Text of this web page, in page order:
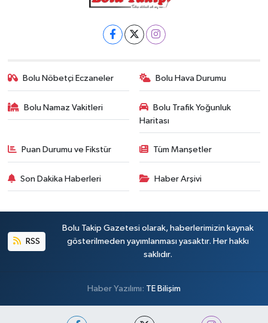
Bolu Nöbetçi Eczaneler Bolu Hava Durumu
Bolu Namaz Vakitleri
Bolu Trafik Yoğunluk
Haritası
Puan Durumu ve Fikstür Tüm Manşetler
Son Dakika Haberleri Haber Arşivi
RSS
Bolu Takip Gazetesi olarak, haberlerimizin kaynak
gösterilmeden yayımlanması yasaktır. Her hakkı
saklıdır.
Haber Yazılımı: TE Bilişim